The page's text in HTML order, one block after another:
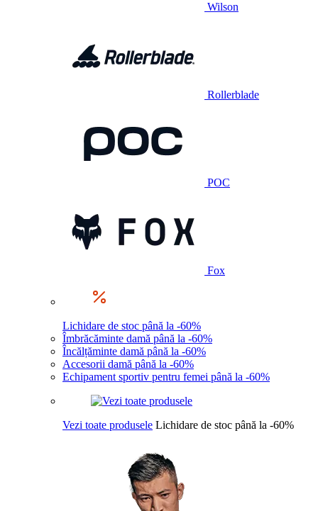
Wilson
Rollerblade
POC
Fox
Lichidare de stoc până la -60%
Îmbrăcăminte damă până la -60%
Încălțăminte damă până la -60%
Accesorii damă până la -60%
Echipament sportiv pentru femei până la -60%
Vezi toate produsele Lichidare de stoc până la -60%